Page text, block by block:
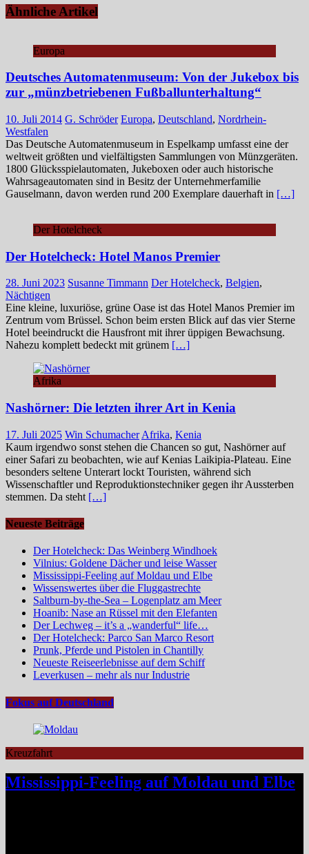
Ähnliche Artikel
Europa
Deutsches Automatenmuseum: Von der Jukebox bis
zur „münzbetriebenen Fußballunterhaltung“
10. Juli 2014 G. Schröder Europa, Deutschland, Nordrhein-
Westfalen
Das Deutsche Automatenmuseum in Espelkamp umfasst eine der
weltweit größten und vielfältigsten Sammlungen von Münzgeräten.
1800 Glücksspielautomaten, Jukeboxen oder auch historische
Wahrsageautomaten sind in Besitz der Unternehmerfamilie
Gauselmann, davon werden rund 200 Exemplare dauerhaft in […]
Der Hotelcheck
Der Hotelcheck: Hotel Manos Premier
28. Juni 2023 Susanne Timmann Der Hotelcheck, Belgien,
Nächtigen
Eine kleine, luxuriöse, grüne Oase ist das Hotel Manos Premier im
Zentrum vom Brüssel. Schon beim ersten Blick auf das vier Sterne
Hotel beeindruckt die Hausfront mit ihrer üppigen Bewachsung.
Nahezu komplett bedeckt mit grünem […]
Afrika
Nashörner: Die letzten ihrer Art in Kenia
17. Juli 2025 Win Schumacher Afrika, Kenia
Kaum irgendwo sonst stehen die Chancen so gut, Nashörner auf
einer Safari zu beobachten, wie auf Kenias Laikipia-Plateau. Eine
besonders seltene Unterart lockt Touristen, während sich
Wissenschaftler und Reproduktionstechniker gegen ihr Aussterben
stemmen. Da steht […]
Neueste Beiträge
Der Hotelcheck: Das Weinberg Windhoek
Vilnius: Goldene Dächer und leise Wasser
Mississippi-Feeling auf Moldau und Elbe
Wissenswertes über die Fluggastrechte
Saltburn-by-the-Sea – Logenplatz am Meer
Hoanib: Nase an Rüssel mit den Elefanten
Der Lechweg – it’s a „wanderful“ life…
Der Hotelcheck: Parco San Marco Resort
Prunk, Pferde und Pistolen in Chantilly
Neueste Reiseerlebnisse auf dem Schiff
Leverkusen – mehr als nur Industrie
Fokus auf Deutschland
Kreuzfahrt
Mississippi-Feeling auf Moldau und Elbe